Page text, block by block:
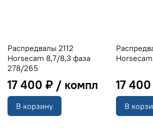
Распредвалы 2112
Horsecam 8,7/8,3 фаза
278/265
17 400 ₽
В корзину
17
В